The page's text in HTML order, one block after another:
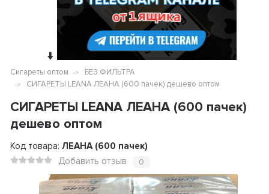
↓
Сигареты оптом
БЕЗ ФИЛЬТРА
СИГАРЕТЫ LEANA ЛЕАНА (600 пачек) дешево оптом
СИГАРЕТЫ LEANA ЛЕАНА (600 пачек)
дешево оптом
Код товара: ЛЕАНА (600 пачек)
Добавить отзыв
0